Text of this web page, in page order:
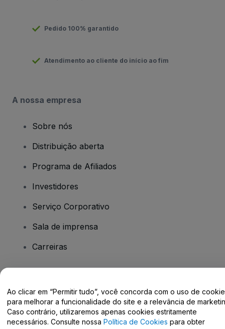
Pedido 100% garantido
Atendimento ao cliente do início ao fim
A nossa empresa
Sobre nós
Distribuição aberta
Programa de Afiliados
Investidores
Serviço Corporativo
Sala de imprensa
Carreiras
Centro de Ajuda / Fale Conosco
Ao clicar em “Permitir tudo”, você concorda com o uso de
para melhorar a funcionalidade do site e a relevância de
Caso contrário, utilizaremos apenas cookies estritamente
necessários. Consulte nossa Política de Cookies para obter